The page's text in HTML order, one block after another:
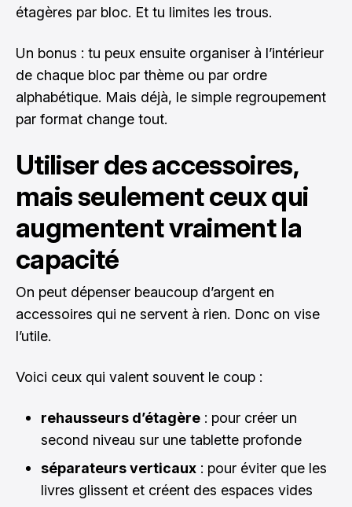
étagères par bloc. Et tu limites les trous.
Un bonus : tu peux ensuite organiser à l’intérieur
de chaque bloc par thème ou par ordre
alphabétique. Mais déjà, le simple regroupement
par format change tout.
Utiliser des accessoires,
mais seulement ceux qui
augmentent vraiment la
capacité
On peut dépenser beaucoup d’argent en
accessoires qui ne servent à rien. Donc on vise
l’utile.
Voici ceux qui valent souvent le coup :
rehausseurs d’étagère : pour créer un
second niveau sur une tablette profonde
séparateurs verticaux : pour éviter que les
livres glissent et créent des espaces vides